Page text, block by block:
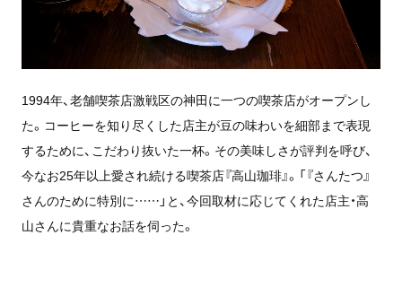
1994年、老舗喫茶店激戦区の神田に一つの喫茶店がオープンし
た。コーヒーを知り尽くした店主が豆の味わいを細部まで表現
するために、こだわり抜いた一杯。その美味しさが評判を呼び、
今なお25年以上愛され続ける喫茶店『高山珈琲』。「『さんたつ』
さんのために特別に……」と、今回取材に応じてくれた店主・高
山さんに貴重なお話を伺った。